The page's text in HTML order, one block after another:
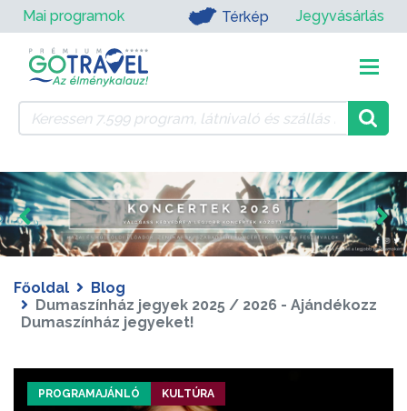
Mai programok Térkép Jegyvásárlás
Főoldal
Blog
Dumaszínház jegyek 2025 / 2026 - Ajándékozz
Dumaszínház jegyeket!
PROGRAMAJÁNLÓ KULTÚRA